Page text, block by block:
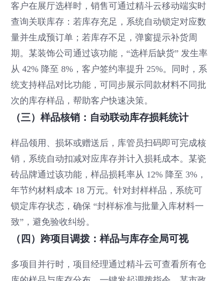
客户在展厅选样时，销售可通过精斗云移动端实时
查询关联库存：若库存充足，系统自动锁定对应数
量并生成预订单；若库存不足，弹窗提示补货周
期。某装饰公司通过该功能，“选样后缺货” 发生率
从 42% 降至 8%，客户签约率提升 25%。同时，系
统支持样品对比功能，可同步展示同款材料不同批
次的库存样品，帮助客户快速决策。
（三）样品核销：自动联动库存损耗统计
样品领用、损坏或赠送后，库管员扫码即可完成核
销，系统自动扣减对应库存并计入损耗成本。某瓷
砖品牌通过该功能，样品损耗率从 12% 降至 3%，
年节约材料成本 18 万元。针对封样样品，系统可
锁定库存状态，确保 “封样标准与批量入库材料一
致”，避免验收纠纷。
（四）跨项目调拨：样品与库存全局可视
多项目并行时，项目经理通过精斗云可查看所有仓